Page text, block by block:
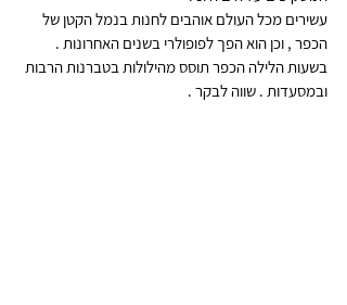
עשירים מכל העולם אוהבים לחנות בנמל הקטן של
הכפר , וכן הוא הפך לפופולרי בשנים האחרונות .
בשעות הלילה הכפר תוסס מהילולות בטברנות הרבות
ובמסעדות . שווה לבקר .